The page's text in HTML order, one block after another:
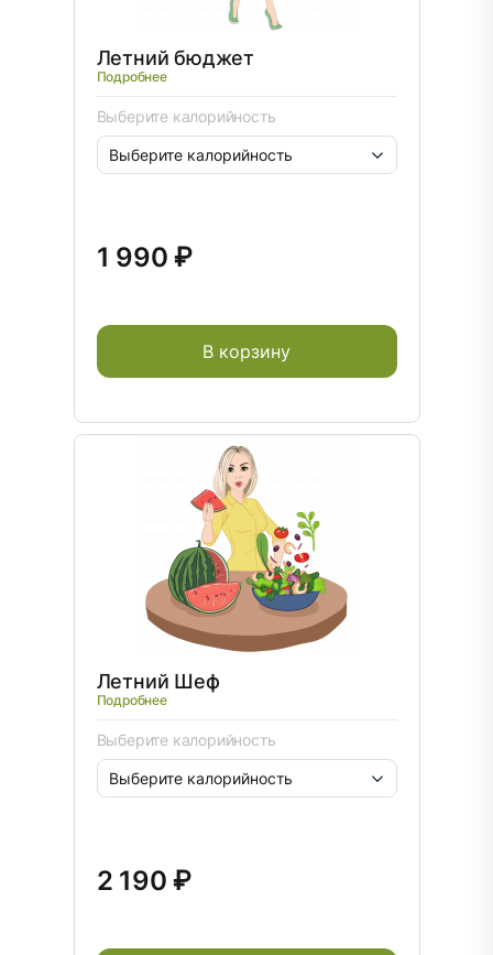
Летний бюджет
Подробнее
Выберите калорийность
1 990 ₽
В корзину
Летний Шеф
Подробнее
Выберите калорийность
2 190 ₽